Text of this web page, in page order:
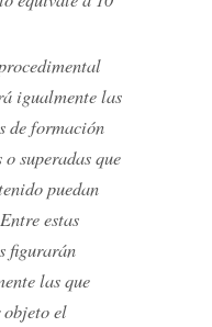
igualmente las
de formación
superadas que
puedan
estas
figurarán
las que
objeto el